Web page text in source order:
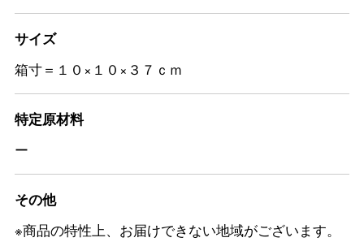
サイズ
箱寸＝１０×１０×３７ｃｍ
特定原材料
ー
その他
※商品の特性上、お届けできない地域がございます。